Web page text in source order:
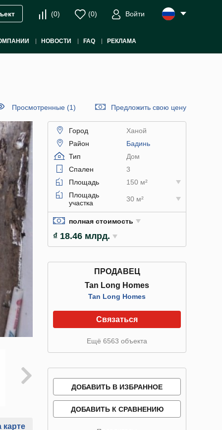
(0) (0) Войти
НОВОСТИ FAQ РЕКЛАМА
Просмотренные (1) Предложить свою цену
карте
Город
Ханой
Район
Бадинь
Тип
Дом
Спален
3
Площадь
150 м²
Площадь
участка
30 м²
полная стоимость
₫ 18.46 млрд.
ПРОДАВЕЦ
Tan Long Homes
Tan Long Homes
Связаться
Ещё 6563 объекта
ДОБАВИТЬ В ИЗБРАННОЕ
ДОБАВИТЬ К СРАВНЕНИЮ